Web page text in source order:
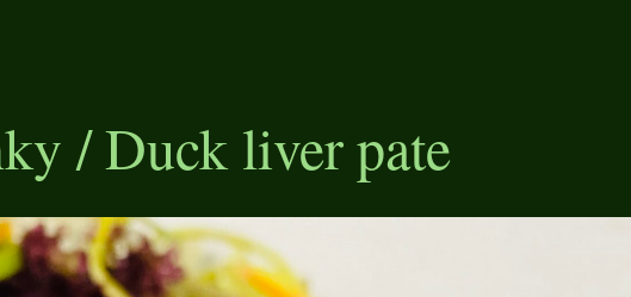
/ Duck liver pate